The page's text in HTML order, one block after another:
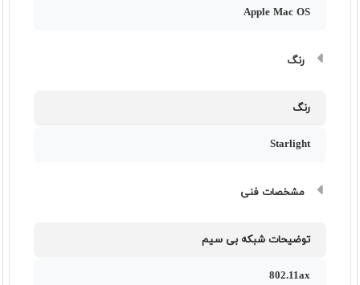
Apple Mac OS
رنگ
رنگ
Starlight
مشخصات فنی
توضیحات شبکه بی سیم
802.11ax